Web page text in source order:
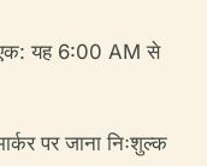
यह 6:00 AM से
पर जाना निःशुल्क